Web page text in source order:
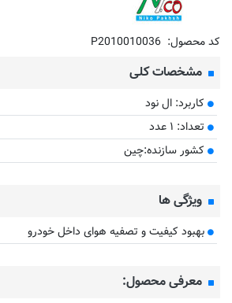
کد محصول: P2010010036
مشخصات کلی
کاربرد: ال نود
تعداد: ۱ عدد
کشور سازنده:چین
ویژگی ها
بهبود کیفیت و تصفیه هوای داخل خودرو
معرفی محصول: